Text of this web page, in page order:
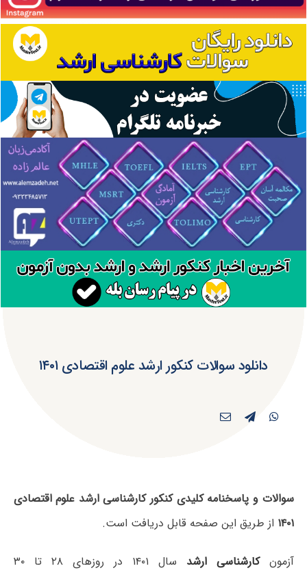
دانلود سوالات کنکور ارشد علوم اقتصادی ۱۴۰۱
سوالات و پاسخنامه کلیدی کنکور کارشناسی ارشد علوم اقتصادی
۱۴۰۱ از طریق این صفحه قابل دریافت است.
آزمونکارشناسی ارشد
سال ۱۴۰۱ در روزهای ۲۸ تا ۳۰